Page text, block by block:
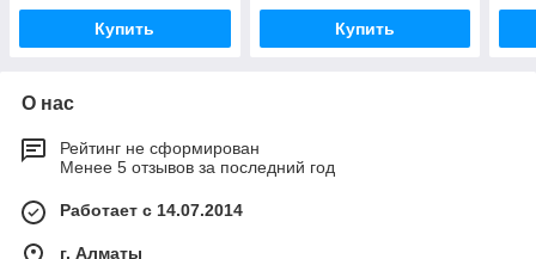
Купить Купить
О нас
Рейтинг не сформирован
Менее 5 отзывов за последний год
Работает с 14.07.2014
г. Алматы